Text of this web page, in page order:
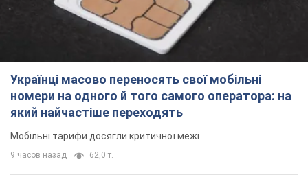
Українці масово переносять свої мобільні
номери на одного й того самого оператора: на
який найчастіше переходять
Мобільні тарифи досягли критичної межі
9 часов назад 62,0 т.